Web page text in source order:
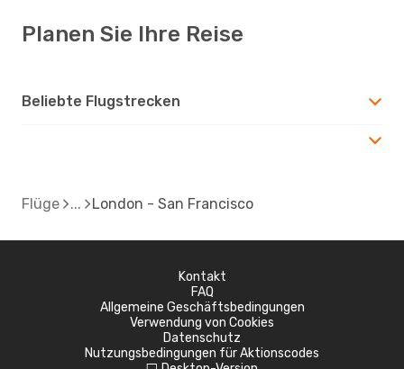
Planen Sie Ihre Reise
Beliebte Flugstrecken
Flüge London - San Francisco
Kontakt
FAQ
Allgemeine Geschäftsbedingungen
Verwendung von Cookies
Datenschutz
Nutzungsbedingungen für Aktionscodes